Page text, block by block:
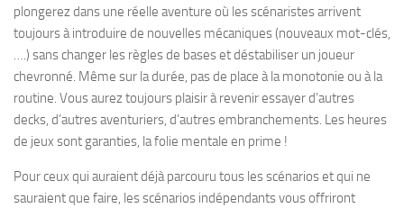
plongerez dans une réelle aventure où les scénaristes arrivent
toujours à introduire de nouvelles mécaniques (nouveaux mot-clés,
….) sans changer les règles de bases et déstabiliser un joueur
chevronné. Même sur la durée, pas de place à la monotonie ou à la
routine. Vous aurez toujours plaisir à revenir essayer d’autres
decks, d’autres aventuriers, d’autres embranchements. Les heures
de jeux sont garanties, la folie mentale en prime !
Pour ceux qui auraient déjà parcouru tous les scénarios et qui ne
sauraient que faire, les scénarios indépendants vous offriront